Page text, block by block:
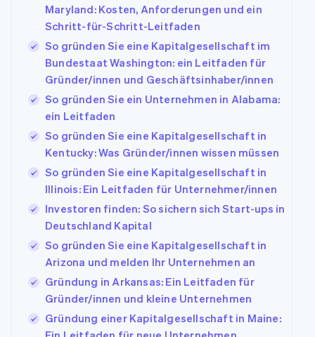
Maryland: Kosten, Anforderungen und ein
Schritt-für-Schritt-Leitfaden
So gründen Sie eine Kapitalgesellschaft im
Bundestaat Washington: ein Leitfaden für
Gründer/innen und Geschäftsinhaber/innen
So gründen Sie ein Unternehmen in Alabama:
ein Leitfaden
So gründen Sie eine Kapitalgesellschaft in
Kentucky: Was Gründer/innen wissen müssen
So gründen Sie eine Kapitalgesellschaft in
Illinois: Ein Leitfaden für Unternehmer/innen
Investoren finden: So sichern sich Start-ups in
Deutschland Kapital
So gründen Sie eine Kapitalgesellschaft in
Arizona und melden Ihr Unternehmen an
Gründung in Arkansas: Ein Leitfaden für
Gründer/innen und kleine Unternehmen
Gründung einer Kapitalgesellschaft in Maine: